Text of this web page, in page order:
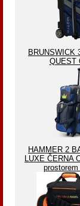
BRUNSWICK
QUEST
HAMMER 2
LUXE ČERNA